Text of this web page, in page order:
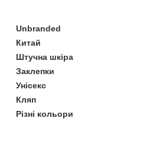
Unbranded
Китай
Штучна шкіра
Заклепки
Унісекс
Кляп
Різні кольори